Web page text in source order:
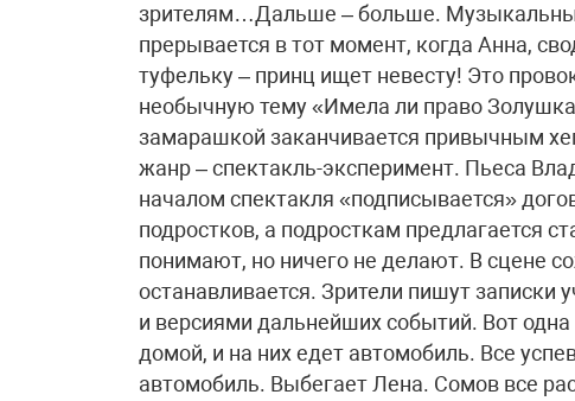
зрителям…Дальше – больше.
прерывается в тот момент, когда Анна,
туфельку – принц ищет невесту! Это
необычную тему «Имела ли право Золушка
замарашкой заканчивается привычным
жанр – спектакль-эксперимент. Пьеса
началом спектакля «подписывается»
подростков, а подросткам предлагается
понимают, но ничего не делают. В сцене
останавливается. Зрители пишут
и версиями дальнейших событий. Вот
домой, и на них едет автомобиль. Все
автомобиль. Выбегает Лена. Сомов все